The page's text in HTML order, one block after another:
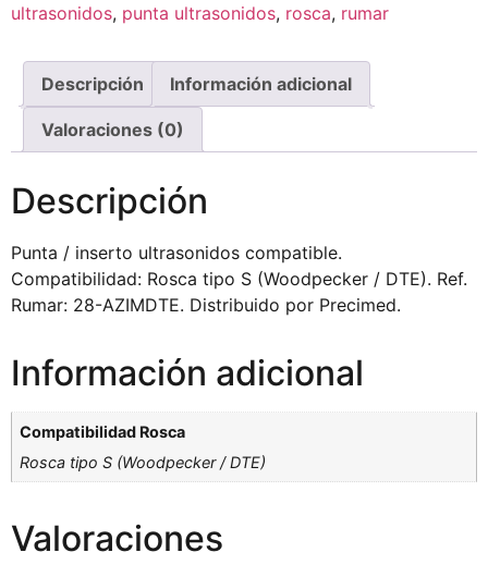
ultrasonidos, punta ultrasonidos, rosca, rumar
Descripción Información adicional
Valoraciones (0)
Descripción
Punta / inserto ultrasonidos compatible.
Compatibilidad: Rosca tipo S (Woodpecker / DTE). Ref.
Rumar: 28-AZIMDTE. Distribuido por Precimed.
Información adicional
Compatibilidad Rosca
Rosca tipo S (Woodpecker / DTE)
Valoraciones